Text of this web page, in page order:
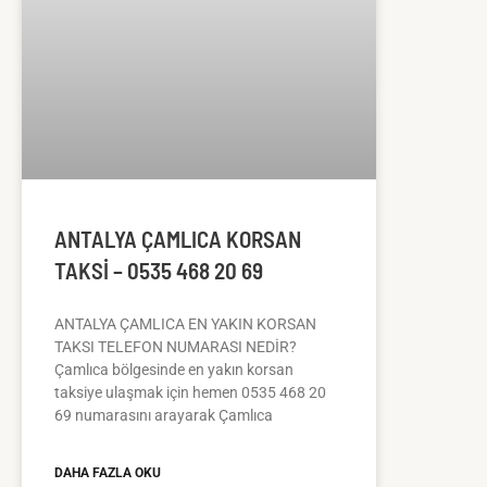
ANTALYA ÇAMLICA KORSAN
TAKSI – 0535 468 20 69
ANTALYA ÇAMLICA EN YAKIN KORSAN
TAKSI TELEFON NUMARASI NEDİR?
Çamlıca bölgesinde en yakın korsan
taksiye ulaşmak için hemen 0535 468 20
69 numarasını arayarak Çamlıca
DAHA FAZLA OKU